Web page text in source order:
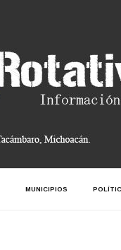
MUNICIPIOS